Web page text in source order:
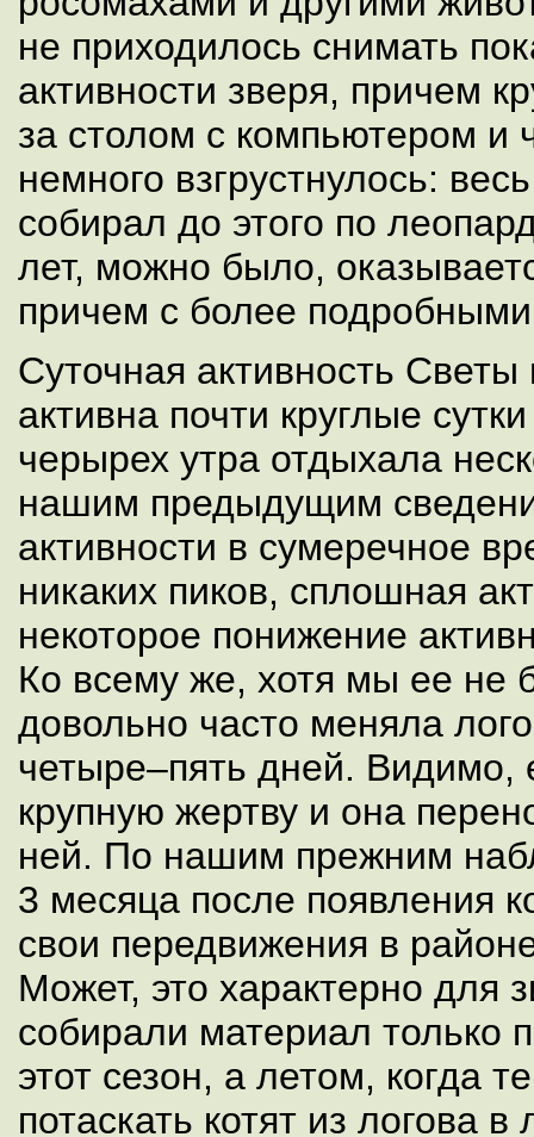
не приходилось снимать
активности зверя, причем
за столом с компьютером и
немного взгрустнулось:
собирал до этого по
лет, можно было,
причем с более
Суточная активность
активна почти круглые
черырех утра отдыхала
нашим предыдущим
активности в сумеречное
никаких пиков, сплошная
некоторое понижение
Ко всему же, хотя мы ее не
довольно часто меняла
четыре–пять дней. Видимо,
крупную жертву и она
ней. По нашим прежним
3 месяца после появления
свои передвижения в
Может, это характерно для
собирали материал только
этот сезон, а летом, когда
потаскать котят из логова в